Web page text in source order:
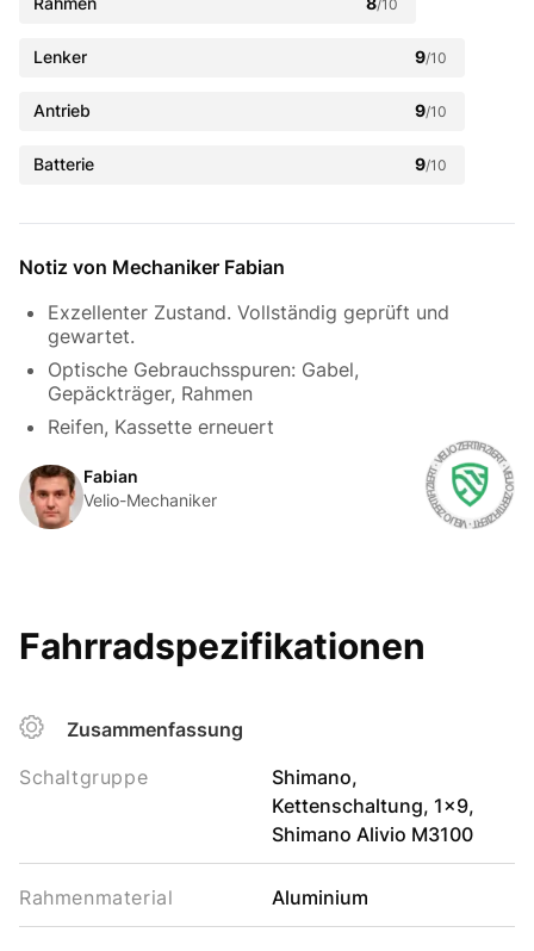
/10
Lenker 9/10
Antrieb 9/10
Batterie 9/10
Notiz von Mechaniker Fabian
Exzellenter Zustand. Vollständig geprüft und
gewartet.
Optische Gebrauchsspuren: Gabel,
Gepäckträger, Rahmen
Reifen, Kassette erneuert
Fabian
Velio-Mechaniker
Fahrradspezifikationen
Zusammenfassung
Schaltgruppe
Shimano,
Kettenschaltung, 1x9,
Shimano Alivio M3100
Rahmenmaterial Aluminium